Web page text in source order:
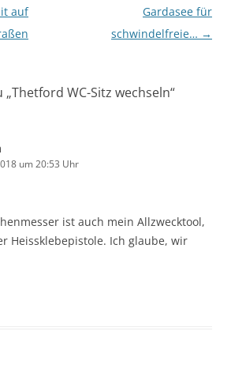
auf
Gardasee für
schwindelfreie… →
„Thetford WC-Sitz wechseln“
um 20:53 Uhr
ist auch mein Allzwecktool,
Heissklebepistole. Ich glaube, wir